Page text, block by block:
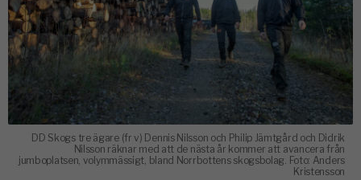
DD Skogs tre ägare (fr v) Dennis Nilsson och Philip Jämtgård och Didrik
Nilsson räknar med att de nästa år kommer att avancera från
jumboplatsen, volymmässigt, bland Norrbottens skogsbolag. Foto: Anders
Kristensson